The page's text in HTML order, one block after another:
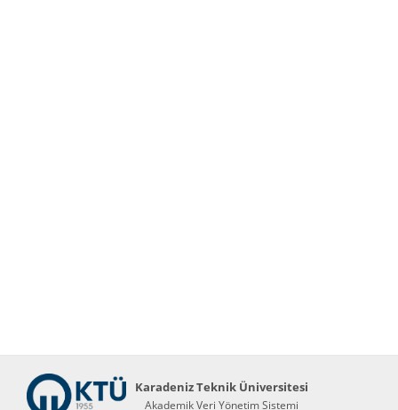
Karadeniz Teknik Üniversitesi
Akademik Veri Yönetim Sistemi